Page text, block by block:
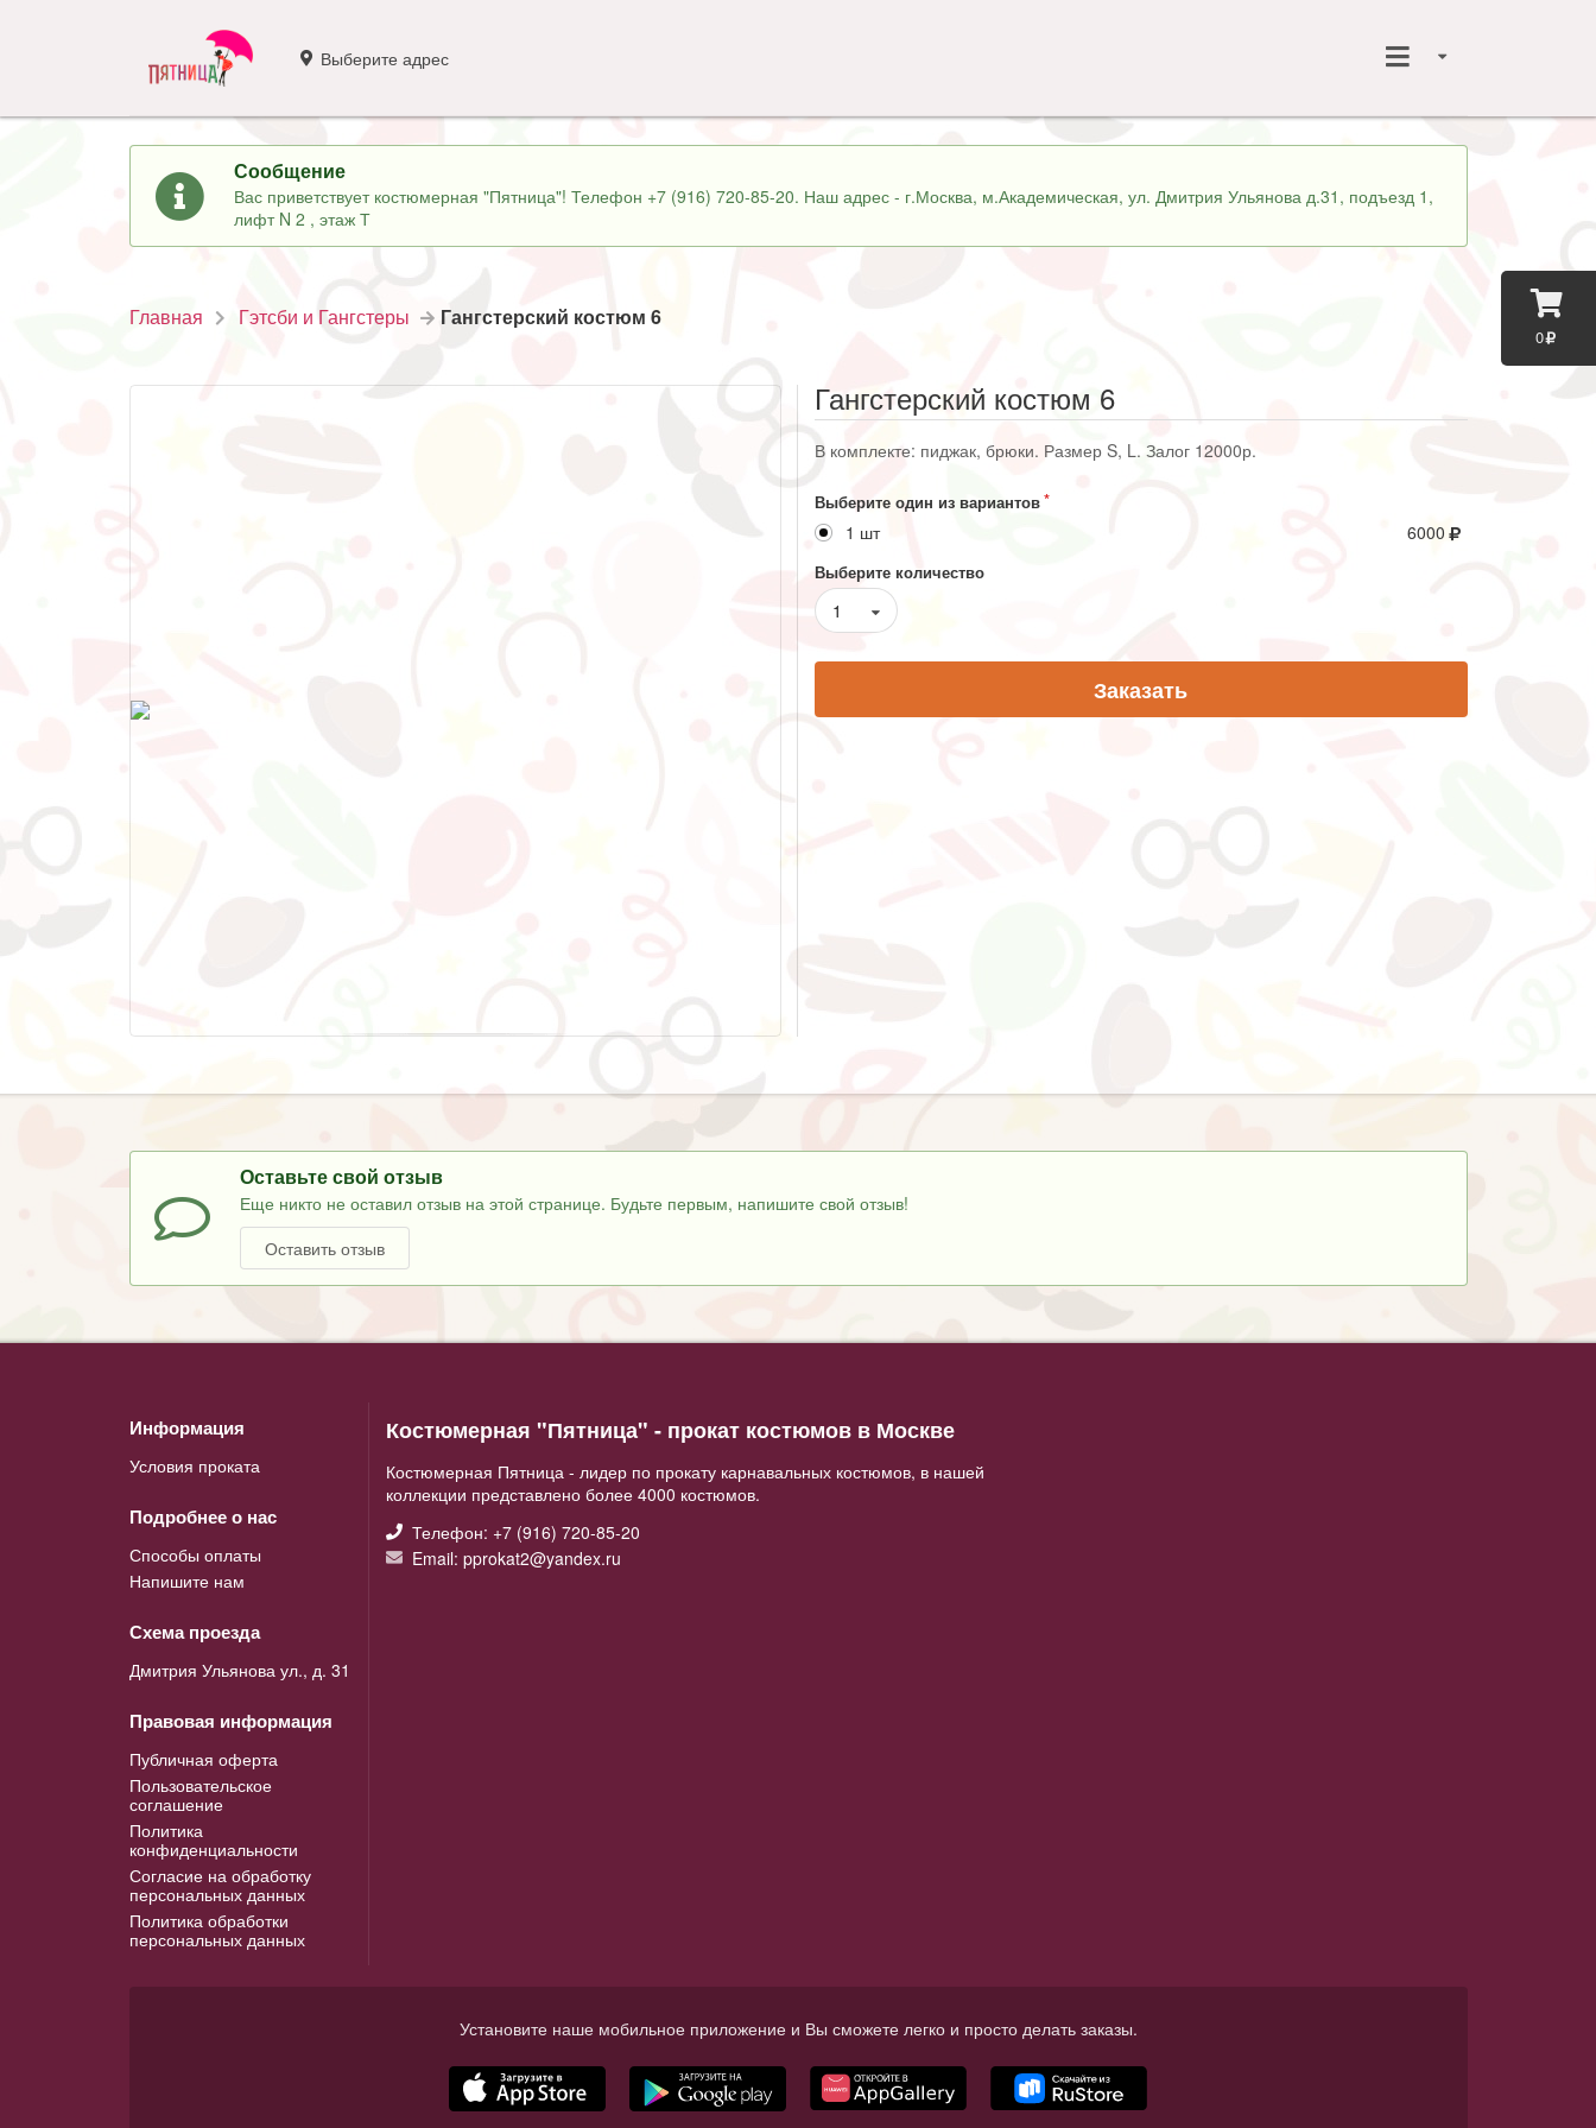
0
Выберите адрес
Сообщение
Вас приветствует костюмерная "Пятница"! Телефон +7 (916) 720-85-20. Наш адрес - г.Москва, м.Академическая, ул. Дмитрия Ульянова д.31, подъезд 1,
лифт N 2 , этаж Т
Главная Гэтсби и Гангстеры Гангстерский костюм 6
Гангстерский костюм 6
В комплекте: пиджак, брюки. Размер S, L. Залог 12000р.
Выберите один из вариантов
1 шт 6000
Выберите количество
1
Заказать
Оставьте свой отзыв
Еще никто не оставил отзыв на этой странице. Будьте первым, напишите свой отзыв!
Оставить отзыв
Информация
Условия проката
Подробнее о нас
Способы оплаты
Напишите нам
Схема проезда
Дмитрия Ульянова ул., д. 31
Правовая информация
Публичная оферта
Пользовательское
соглашение
Политика
конфиденциальности
Согласие на обработку
персональных данных
Политика обработки
персональных данных
Костюмерная "Пятница" - прокат костюмов в Москве
Костюмерная Пятница - лидер по прокату карнавальных костюмов, в нашей
коллекции представлено более 4000 костюмов.
Телефон: +7 (916) 720-85-20
Email: pprokat2@yandex.ru
Установите наше мобильное приложение и Вы сможете легко и просто делать заказы.